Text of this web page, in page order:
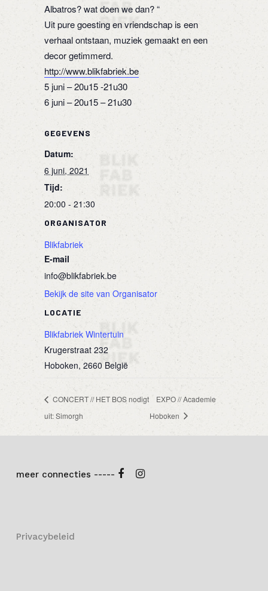
Albatros? wat doen we dan? “
Uit pure goesting en vriendschap is een
verhaal ontstaan, muziek gemaakt en een
decor getimmerd.
http://www.blikfabriek.be
5 juni – 20u15 -21u30
6 juni – 20u15 – 21u30
GEGEVENS
Datum:
6 juni, 2021
Tijd:
20:00 - 21:30
LOCATIE
Blikfabriek Wintertuin
Krugerstraat 232
Hoboken, 2660 België
ORGANISATOR
Blikfabriek
E-mail
info@blikfabriek.be
Bekijk de site van Organisator
CONCERT // HET BOS nodigt
uit: Simorgh
EXPO // Academie
Hoboken
meer connecties -----
Privacybeleid